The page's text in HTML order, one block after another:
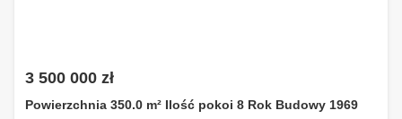
3 500 000 zł
Powierzchnia 350.0 m² Ilość pokoi 8 Rok Budowy 1969